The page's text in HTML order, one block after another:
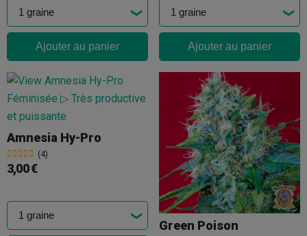
Ajouter au panier Ajouter au panier
Amnesia Hy-Pro
(4)
3,00 €
Green Poison